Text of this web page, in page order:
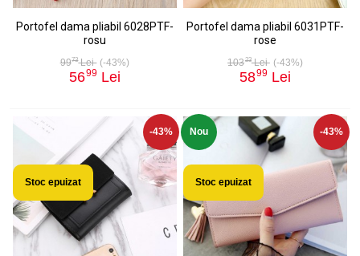
Portofel dama pliabil 6028PTF-
rosu
9973Lei (-43%)
5699 Lei
Portofel dama pliabil 6031PTF-
rose
10323Lei (-43%)
5899 Lei
-43%
Stoc epuizat
Nou -43%
Stoc epuizat